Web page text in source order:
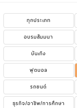
ทุกประเภท
อบรมสัมมนา
บันเทิง
ฟุตบอล
รถยนต์
ธุรกิจ/อาชีพ/การศึกษา